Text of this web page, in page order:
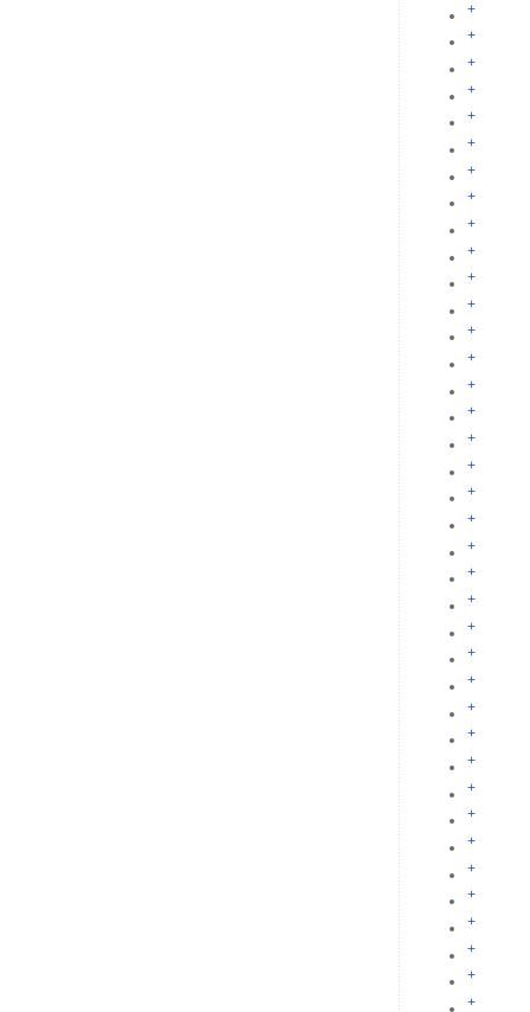
+
+
+
+
+
+
+
+
+
+
+
+
+
+
+
+
+
+
+
+
+
+
+
+
+
+
+
+
+
+
+
+
+
+
+
+
+
+